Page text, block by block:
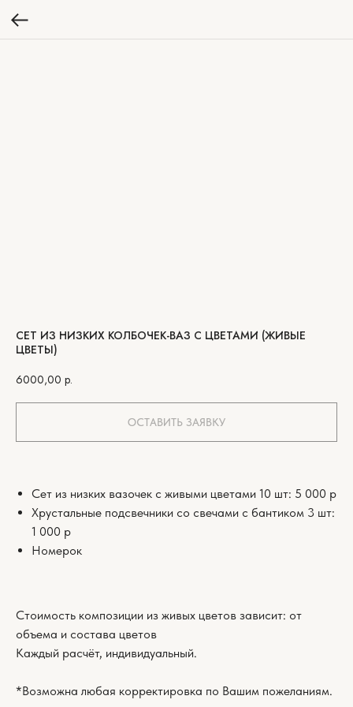
СЕТ ИЗ НИЗКИХ КОЛБОЧЕК-ВАЗ С ЦВЕТАМИ (ЖИВЫЕ
ЦВЕТЫ)
6000,00 р.
ОСТАВИТЬ ЗАЯВКУ
Сет из низких вазочек с живыми цветами 10 шт: 5 000 р
Хрустальные подсвечники со свечами с бантиком 3 шт:
1 000 р
Номерок
Стоимость композиции из живых цветов зависит: от
объема и состава цветов
Каждый расчёт, индивидуальный.
*Возможна любая корректировка по Вашим пожеланиям.